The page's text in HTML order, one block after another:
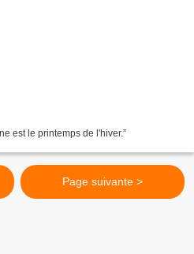
est le printemps de l'hiver.”
Page suivante >